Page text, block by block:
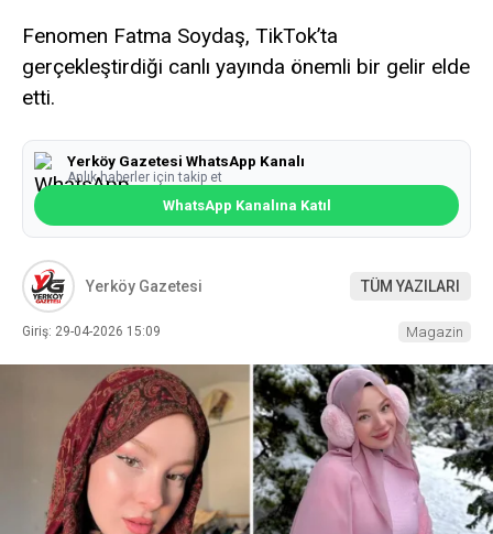
Fenomen Fatma Soydaş, TikTok’ta
gerçekleştirdiği canlı yayında önemli bir gelir elde
etti.
Yerköy Gazetesi WhatsApp Kanalı
Anlık haberler için takip et
WhatsApp Kanalına Katıl
Yerköy Gazetesi TÜM YAZILARI
Giriş: 29-04-2026 15:09 Magazin